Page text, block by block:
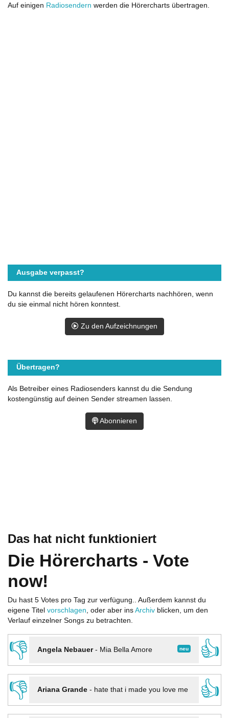
Das hat nicht funktioniert
Die Hörercharts - Vote
now!
Du hast 5 Votes pro Tag zur verfügung.. Außerdem kannst du
eigene Titel vorschlagen, oder aber ins Archiv blicken, um den
Verlauf einzelner Songs zu betrachten.
👎 neu
Angela Nebauer- Mia Bella Amore
👍
👎
Ariana Grande- hate that i made you love me
👍
Auf einigen Radiosendern werden die Hörercharts übertragen.
Ausgabe verpasst?
Du kannst die bereits gelaufenen Hörercharts nachhören, wenn
du sie einmal nicht hören konntest.
Zu den Aufzeichnungen
Übertragen?
Als Betreiber eines Radiosenders kannst du die Sendung
kostengünstig auf deinen Sender streamen lassen.
Abonnieren